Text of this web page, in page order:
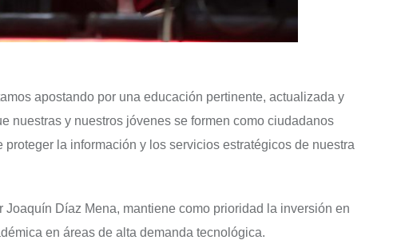
apostando por una educación pertinente, actualizada y
nuestras y nuestros jóvenes se formen como ciudadanos
la información y los servicios estratégicos de nuestra
Díaz Mena, mantiene como prioridad la inversión en
en áreas de alta demanda tecnológica.